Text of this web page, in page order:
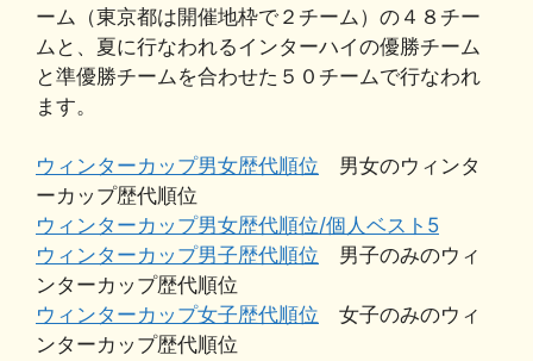
ーム（東京都は開催地枠で２チーム）の４８チー
ムと、夏に行なわれるインターハイの優勝チーム
と準優勝チームを合わせた５０チームで行なわれ
ます。
ウィンターカップ男女歴代順位 男女のウィンタ
ーカップ歴代順位
ウィンターカップ男女歴代順位/個人ベスト5
ウィンターカップ男子歴代順位 男子のみのウィ
ンターカップ歴代順位
ウィンターカップ女子歴代順位 女子のみのウィ
ンターカップ歴代順位